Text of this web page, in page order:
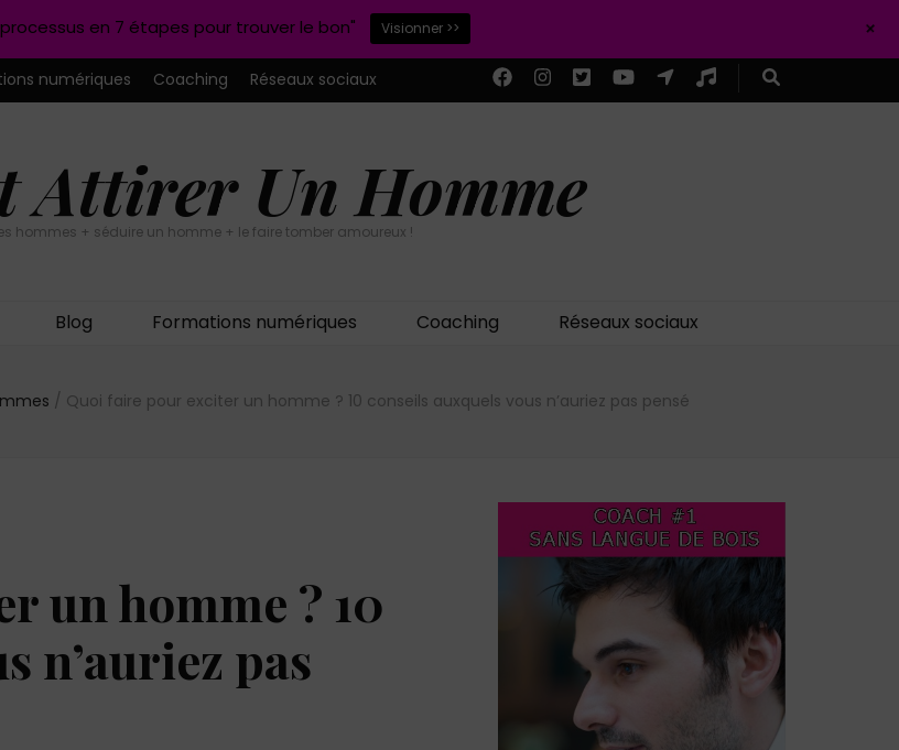
numériques Coaching Réseaux sociaux
Attirer Un Homme
hommes + séduire un homme + le faire tomber amoureux !
Blog Formations numériques Coaching Réseaux sociaux
/ Quoi faire pour exciter un homme ? 10 conseils auxquels vous n’auriez pas pensé
un homme ? 10
n’auriez pas
en 7 étapes pour trouver le bon" Visionner >> +